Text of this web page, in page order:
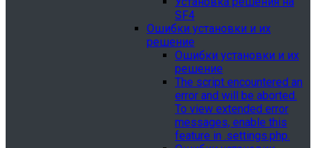
SF4
Ошибки установки и их
решение
Ошибки установки и их
решение
The script encountered an
error and will be aborted.
To view extended error
messages, enable this
feature in .settings.php.